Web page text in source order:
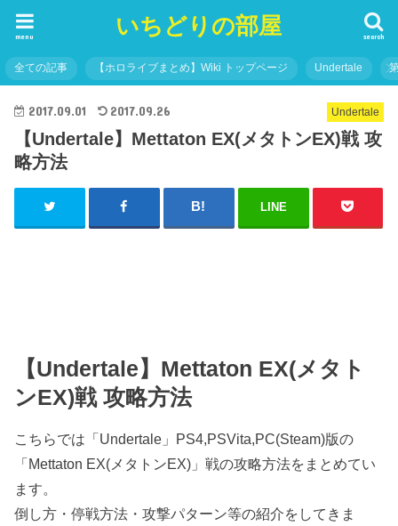
いちどりの部屋 search
menu
全ての記事 【ホロライブまとめ】Wiki トップページ Undertale
Undertale
2017.09.01 2017.09.26
【Undertale】Mettaton EX(メタトンEX)戦 攻
略方法
LINE
【Undertale】Mettaton EX(メタト
ンEX)戦 攻略方法
こちらでは「Undertale」PS4,PSVita,PC(Steam)版の
「Mettaton EX(メタトンEX)」戦の攻略方法をまとめてい
ます。
倒し方・停戦方法・攻撃パターン等の紹介をしてきま